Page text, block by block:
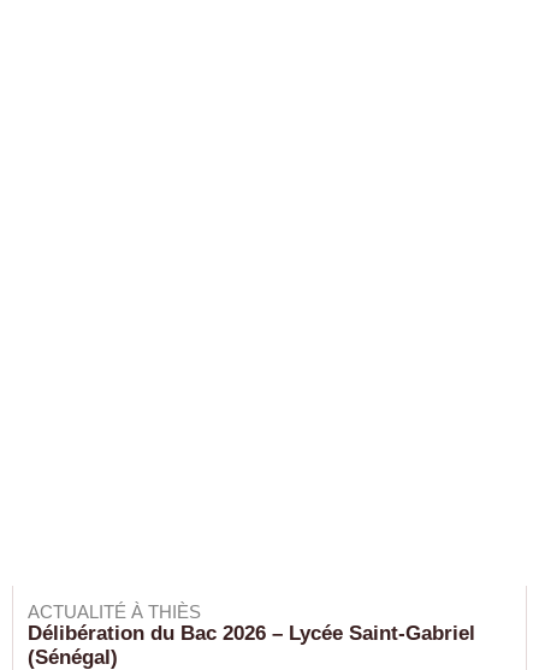
ACTUALITÉ À THIÈS
Délibération du Bac 2026 – Lycée Saint-Gabriel
(Sénégal)